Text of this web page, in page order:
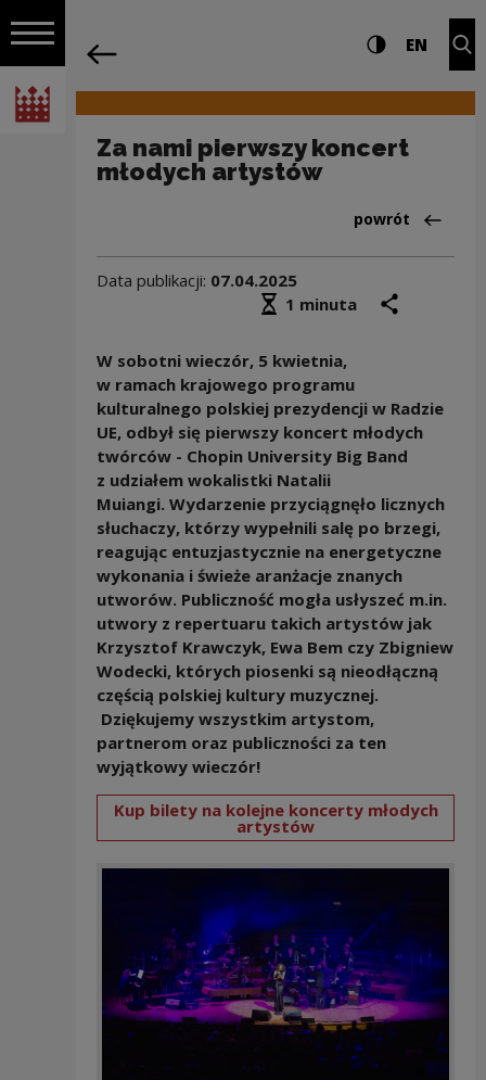
Włącz nawigację
Narodowe Centrum Kultury
Nawigacja Ustawienia i Wysoki
EN
Za nami pierwszy koncert
młodych artystów
Powrót
powrót
Data publikacji: 07.04.2025
Średni czas czytania
1 minuta
W sobotni wieczór, 5 kwietnia,
w ramach krajowego programu
kulturalnego polskiej prezydencji w Radzie
UE, odbył się pierwszy koncert młodych
twórców - Chopin University Big Band
z udziałem wokalistki Natalii
Muiangi. Wydarzenie przyciągnęło licznych
słuchaczy, którzy wypełnili salę po brzegi,
reagując entuzjastycznie na energetyczne
wykonania i świeże aranżacje znanych
utworów. Publiczność mogła usłyszeć m.in.
utwory z repertuaru takich artystów jak
Krzysztof Krawczyk, Ewa Bem czy Zbigniew
Wodecki, których piosenki są nieodłączną
częścią polskiej kultury muzycznej.​
Dziękujemy wszystkim artystom,
partnerom oraz publiczności za ten
wyjątkowy wieczór!
Kup bilety na kolejne koncerty młodych
artystów